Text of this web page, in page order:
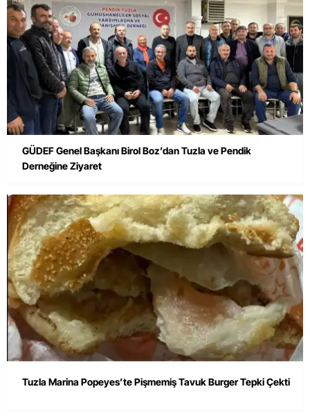
GÜDEF Genel Başkanı Birol Boz’dan Tuzla ve Pendik
Derneğine Ziyaret
Tuzla Marina Popeyes’te Pişmemiş Tavuk Burger Tepki Çekti